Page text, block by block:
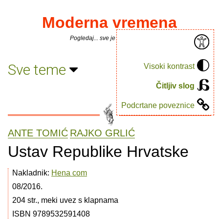
Visoki kontrast
Čitljiv slog
Podcrtane poveznice
Moderna vremena
Pogledaj... sve je puno knjiga.
Sve teme
ANTE TOMIĆ RAJKO GRLIĆ
Ustav Republike Hrvatske
Nakladnik: Hena com
08/2016.
204 str., meki uvez s klapnama
ISBN 9789532591408